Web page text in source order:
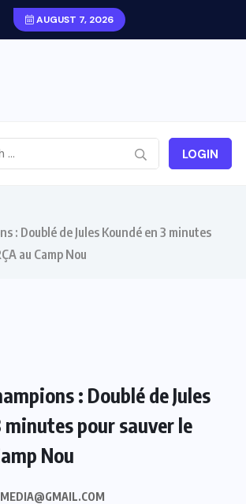
AUGUST 7, 2026
LOGIN
: Doublé de Jules Koundé en 3 minutes
au Camp Nou
: Doublé de Jules
minutes pour sauver le
Nou